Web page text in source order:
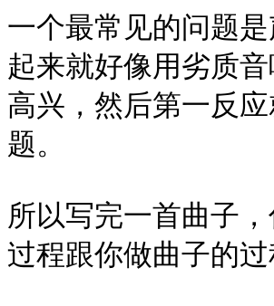
一个最常见的问题
起来就好像用劣质
高兴，然后第一反
题。
所以写完一首曲子
过程跟你做曲子的